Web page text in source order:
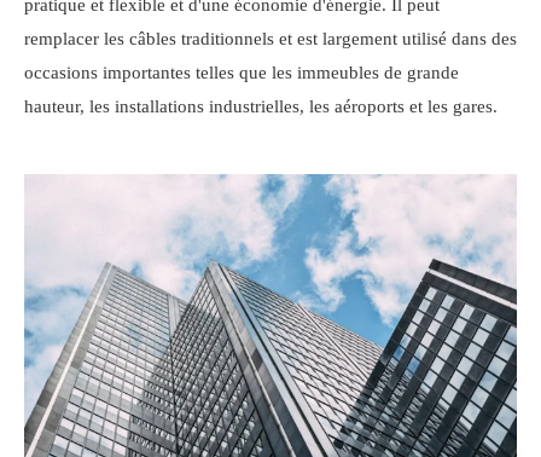
pratique et flexible et d'une économie d'énergie. Il peut
remplacer les câbles traditionnels et est largement utilisé dans des
occasions importantes telles que les immeubles de grande
hauteur, les installations industrielles, les aéroports et les gares.